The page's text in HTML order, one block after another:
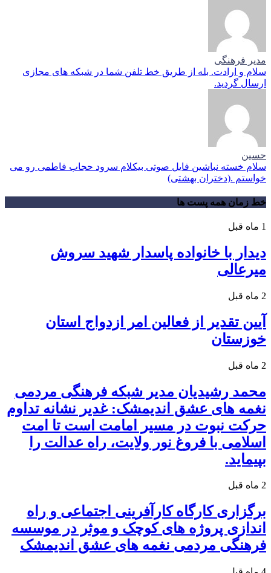
مدیر فرهنگی
سلام و ارادت. بله از طریق خط تلفن شما در شبکه های مجازی
ارسال گردید.
حسین
سلام خسته نباشین فایل صوتی بیکلام سرود حجاب فاطمی رو می
خواستم .(دختران بهشتی)
خط زمان همه پست ها
1 ماه قبل
دیدار با خانواده پاسدار شهید سروش
میرعالی
2 ماه قبل
آیین تقدیر از فعالین امر ازدواج استان
خوزستان
2 ماه قبل
محمد رشیدیان مدیر شبکه فرهنگی مردمی
نغمه های عشق اندیمشک: غدیر نشانه تداوم
حرکت نبوت در مسیر امامت است تا امت
اسلامی با فروغ نور ولایت، راه عدالت را
بپیماید.
2 ماه قبل
برگزاری کارگاه کارآفرینی اجتماعی و راه
اندازی پروژه های کوچک و موثر در موسسه
فرهنگی مردمی نغمه های عشق اندیمشک